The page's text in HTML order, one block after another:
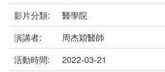
影片分類:
醫學院
演講者:
周杰穎醫師
活動時間:
2022-03-21